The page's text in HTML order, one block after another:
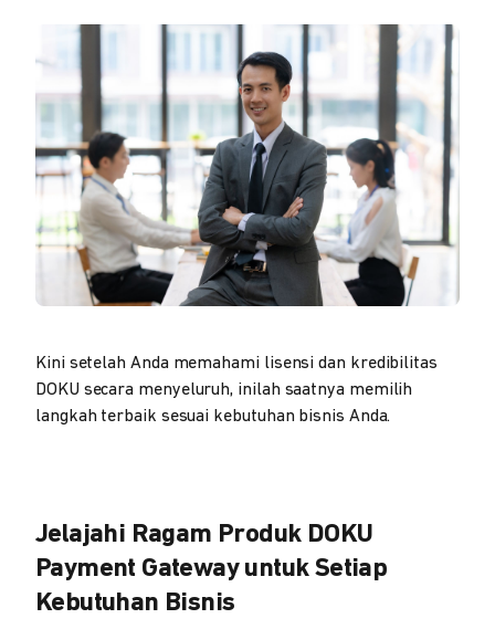
Kini setelah Anda memahami lisensi dan kredibilitas
DOKU secara menyeluruh, inilah saatnya memilih
langkah terbaik sesuai kebutuhan bisnis Anda.
Jelajahi Ragam Produk DOKU
Payment Gateway untuk Setiap
Kebutuhan Bisnis